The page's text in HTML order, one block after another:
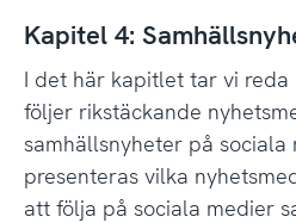
Kapitel 4:
I det här kapitlet tar vi reda
följer rikstäckande
samhällsnyheter på
presenteras vilka
att följa på sociala medier